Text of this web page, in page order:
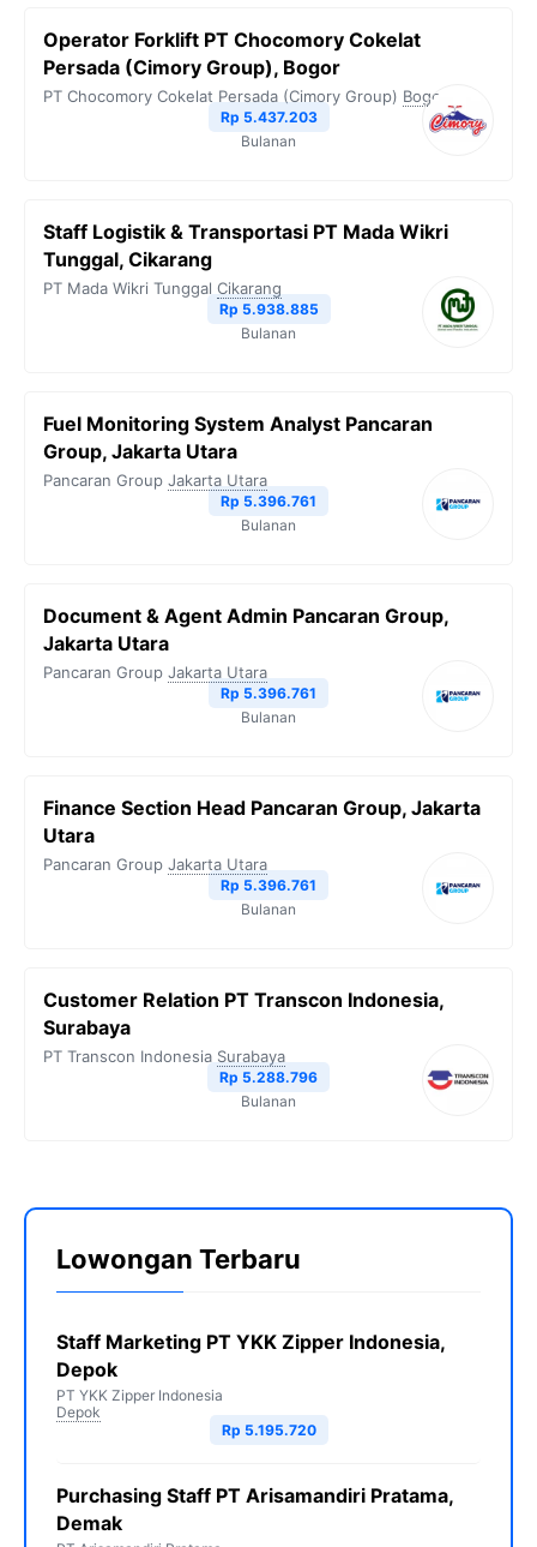
Operator Forklift PT Chocomory Cokelat
Persada (Cimory Group), Bogor
PT Chocomory Cokelat Persada (Cimory Group) Bogor
Rp 5.437.203
Bulanan
Staff Logistik & Transportasi PT Mada Wikri
Tunggal, Cikarang
PT Mada Wikri Tunggal Cikarang
Rp 5.938.885
Bulanan
Fuel Monitoring System Analyst Pancaran
Group, Jakarta Utara
Pancaran Group Jakarta Utara
Rp 5.396.761
Bulanan
Document & Agent Admin Pancaran Group,
Jakarta Utara
Pancaran Group Jakarta Utara
Rp 5.396.761
Bulanan
Finance Section Head Pancaran Group, Jakarta
Utara
Pancaran Group Jakarta Utara
Rp 5.396.761
Bulanan
Customer Relation PT Transcon Indonesia,
Surabaya
PT Transcon Indonesia Surabaya
Rp 5.288.796
Bulanan
Lowongan Terbaru
Staff Marketing PT YKK Zipper Indonesia,
Depok
PT YKK Zipper Indonesia
Depok
Rp 5.195.720
Purchasing Staff PT Arisamandiri Pratama,
Demak